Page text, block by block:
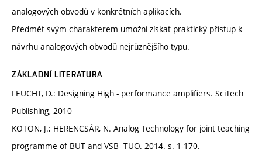
analogových obvodů v konkrétních aplikacích.
Předmět svým charakterem umožní získat praktický přístup k
návrhu analogových obvodů nejrůznějšího typu.
ZÁKLADNÍ LITERATURA
FEUCHT, D.: Designing High - performance amplifiers. SciTech
Publishing, 2010
KOTON, J.; HERENCSÁR, N. Analog Technology for joint teaching
programme of BUT and VSB- TUO. 2014. s. 1-170.